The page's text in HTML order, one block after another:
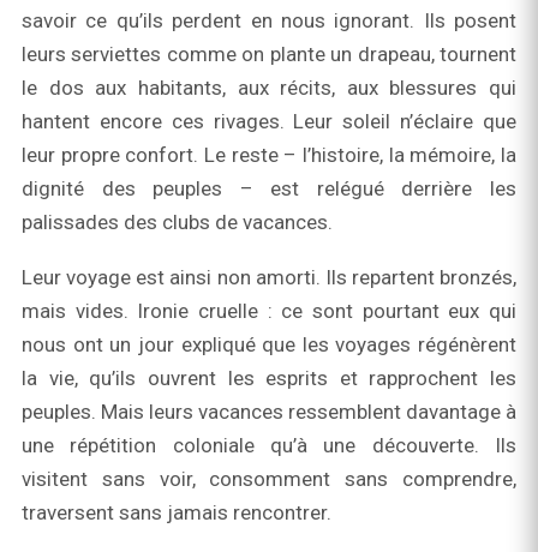
savoir ce qu’ils perdent en nous ignorant. Ils posent
leurs serviettes comme on plante un drapeau, tournent
le dos aux habitants, aux récits, aux blessures qui
hantent encore ces rivages. Leur soleil n’éclaire que
leur propre confort. Le reste – l’histoire, la mémoire, la
dignité des peuples – est relégué derrière les
palissades des clubs de vacances.
Leur voyage est ainsi non amorti. Ils repartent bronzés,
mais vides. Ironie cruelle : ce sont pourtant eux qui
nous ont un jour expliqué que les voyages régénèrent
la vie, qu’ils ouvrent les esprits et rapprochent les
peuples. Mais leurs vacances ressemblent davantage à
une répétition coloniale qu’à une découverte. Ils
visitent sans voir, consomment sans comprendre,
traversent sans jamais rencontrer.